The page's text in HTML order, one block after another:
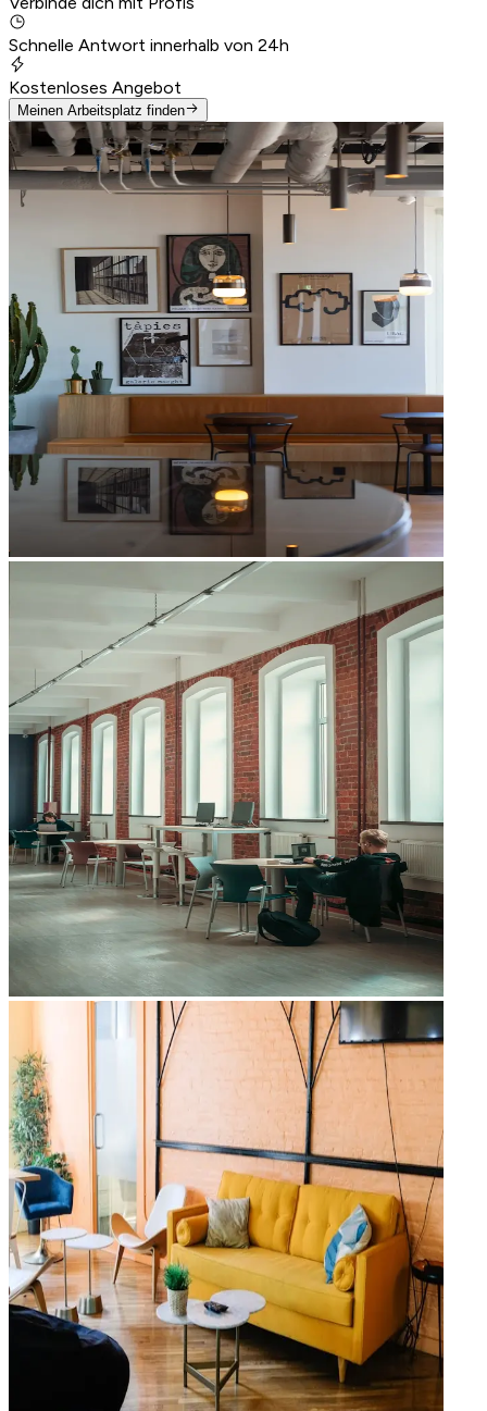
Schnelle Antwort innerhalb von 24h
Kostenloses Angebot
Meinen Arbeitsplatz finden